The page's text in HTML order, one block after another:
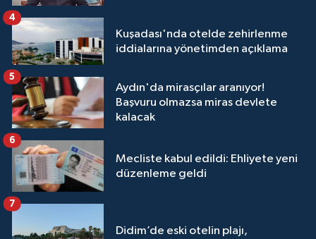
Kuşadası'nda otelde zehirlenme
iddialarına yönetimden açıklama
4
Aydın'da mirasçılar aranıyor!
Başvuru olmazsa miras devlete
kalacak
5
Mecliste kabul edildi: Ehliyete yeni
düzenleme geldi
6
Didim’de eski otelin plajı,
7